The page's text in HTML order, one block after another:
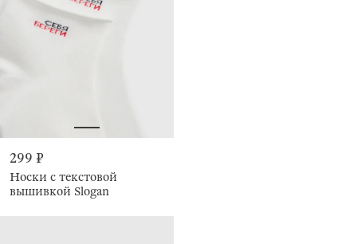
299 ₽
Носки с текстовой
вышивкой Slogan